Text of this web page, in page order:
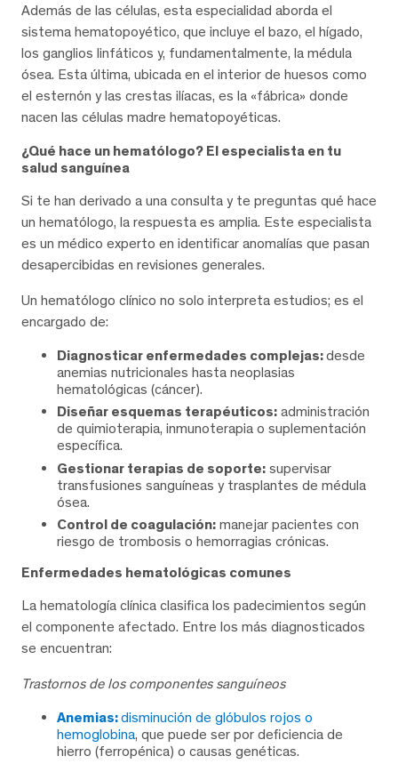
Además de las células, esta especialidad aborda el
sistema hematopoyético, que incluye el bazo, el hígado,
los ganglios linfáticos y, fundamentalmente, la médula
ósea. Esta última, ubicada en el interior de huesos como
el esternón y las crestas ilíacas, es la «fábrica» donde
nacen las células madre hematopoyéticas.
¿Qué hace un hematólogo? El especialista en tu
salud sanguínea
Si te han derivado a una consulta y te preguntas qué hace
un hematólogo, la respuesta es amplia. Este especialista
es un médico experto en identificar anomalías que pasan
desapercibidas en revisiones generales.
Un hematólogo clínico no solo interpreta estudios; es el
encargado de:
Diagnosticar enfermedades complejas:desde
anemias nutricionales hasta neoplasias
hematológicas (cáncer).
Diseñar esquemas terapéuticos: administración
de quimioterapia, inmunoterapia o suplementación
específica.
Gestionar terapias de soporte: supervisar
transfusiones sanguíneas y trasplantes de médula
ósea.
Control de coagulación: manejar pacientes con
riesgo de trombosis o hemorragias crónicas.
Enfermedades hematológicas comunes
La hematología clínica clasifica los padecimientos según
el componente afectado. Entre los más diagnosticados
se encuentran:
Trastornos de los componentes sanguíneos
Anemias:disminución de glóbulos rojos o
hemoglobina, que puede ser por deficiencia de
hierro (ferropénica) o causas genéticas.